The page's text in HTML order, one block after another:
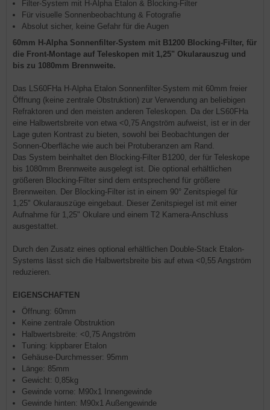
Filter-System mit H-Alpha Etalon & Blocking-Filter
Für visuelle Sonnenbeobachtung & Fotografie
Absolut sicher, keine Gefahr für die Augen
60mm H-Alpha Sonnenfilter-System mit B1200 Blocking-Filter, für
die Front-Montage auf Teleskopen mit 1,25" Okularauszug und
bis zu 1080mm Brennweite.
Das LS60FHa H-Alpha Etalon Sonnenfilter-System mit 60mm freier
Öffnung (keine zentrale Obstruktion) zur Verwendung an beliebigen
Refraktoren und den meisten anderen Teleskopen. Da der LS60FHa
eine Halbwertsbreite von etwa <0,75 Angström aufweist, ist er in der
Lage guten Kontrast zu bieten, sowohl bei Beobachtungen der
Sonnen-Oberfläche wie auch bei Protuberanzen am Rand.
Das System beinhaltet den Blocking-Filter B1200, der für Teleskope
bis 1080mm Brennweite ausgelegt ist. Die optional erhältlichen
größeren Blocking-Filter sind dem entsprechend für größere
Brennweiten. Der Blocking-Filter ist in einem 90° Zenitspiegel für
1,25" Okularauszüge eingebaut. Dieser Zenitspiegel ist mit einer
Aufnahme für 1,25" Okulare und einem T2 Kamera-Anschluss
ausgestattet.
Durch den Zusatz eines optional erhältlichen Double-Stack Etalon-
Systems lässt sich die Halbwertsbreite bis auf etwa <0,55 Angström
reduzieren.
EIGENSCHAFTEN
Öffnung: 60mm
Keine zentrale Obstruktion
Halbwertsbreite: <0,75 Angström
Tuning: kippbarer Etalon
Gehäuse-Durchmesser: 95mm
Länge: 85mm
Gewicht: 0,85kg
Gewinde vorne: M90x1 Innengewinde
Gewinde hinten: M90x1 Außengewinde